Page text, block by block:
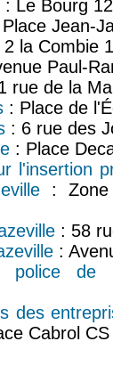
: Le Bourg
Jean-
2 la Combie
Paul-
rue de la
: Place de
: 6 rue des
: Place
l'insertion
: Zone
: 58
:
police de
des
Cabrol